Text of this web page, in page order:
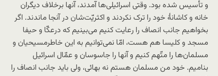
و تأسیس شده بود. وقتی اسرائیلی‌ها آمدند، آنها برخلاف دیگران
خانه و کاشانۀ خود را ترک نکردند و اکثریّت‌شان در آنجا ماندند. اگر
بخواهیم جانب انصاف را رعایت کنیم می‌بینیم که درعکّا و حیفا
مسجد و کلیسا هم هست، امّا نمی‌توانیم به این خاطرمسیحیان و
مسلمان‌ها را متّهم کنیم و آنها را جاسوسان و عمّال اسرائیل
بنامیم. خود من مسلمان هستم نه بهائی، ولی باید جانب انصاف را